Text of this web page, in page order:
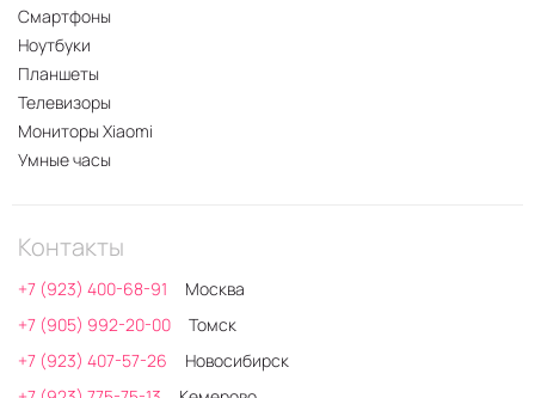
Смартфоны
Ноутбуки
Планшеты
Телевизоры
Мониторы Xiaomi
Умные часы
Контакты
+7 (923) 400-68-91
Москва
+7 (905) 992-20-00
Томск
+7 (923) 407-57-26
Новосибирск